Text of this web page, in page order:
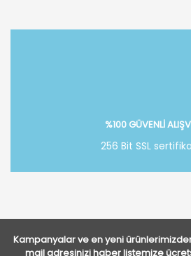
%100 GÜVENLİ
256 Bit SSL
Kampanyalar ve en yeni
mail adresinizi haber listemize